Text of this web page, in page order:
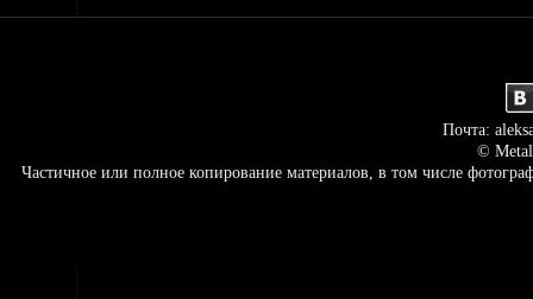
Почта:
©
Частичное или полное копирование материалов, в том числе